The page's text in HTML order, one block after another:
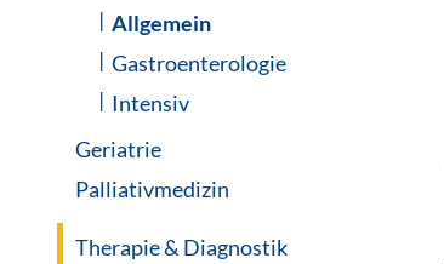
Allgemein
Gastroenterologie
Intensiv
Geriatrie
Palliativmedizin
Therapie & Diagnostik